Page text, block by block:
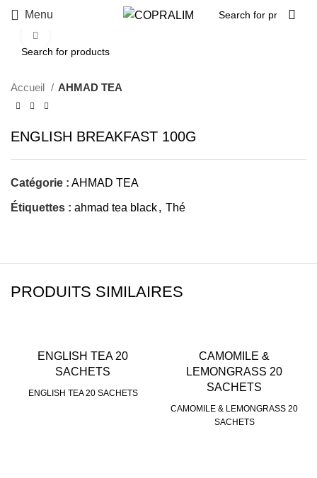
Menu
Accueil AHMAD TEA
ENGLISH BREAKFAST 100G
Catégorie : AHMAD TEA
Étiquettes : ahmad tea black, Thé
PRODUITS SIMILAIRES
ENGLISH TEA 20
SACHETS
ENGLISH TEA 20 SACHETS
CAMOMILE &
LEMONGRASS 20
SACHETS
CAMOMILE & LEMONGRASS 20
SACHETS